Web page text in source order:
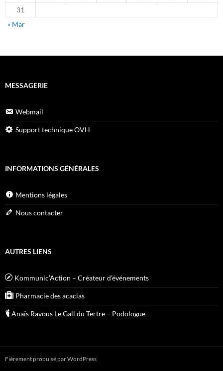
31
« Mar
MESSAGERIE
Webmail
Support technique OVH
INFORMATIONS GÉNÉRALES
Mentions légales
Nous contacter
AUTRES LIENS
Kommunic’Action – Créateur d’événements
Pharmacie des acacias
Anaïs Ravous Le Gall du Tertre – Podologue
Fièrement propulsé par WordPress